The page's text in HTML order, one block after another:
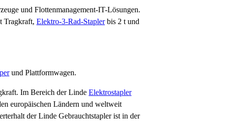
und Flottenmanagement-IT-Lösungen.
Tragkraft, Elektro-3-Rad-Staplerbis 2 t und
und Plattformwagen.
Im Bereich der Linde Elektrostapler
europäischen Ländern und weltweit
der Linde Gebrauchtstapler ist in der